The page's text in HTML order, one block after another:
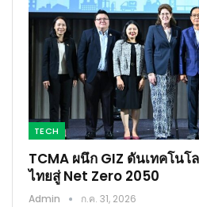
TECH
TCMA ผนึก GIZ ดันเทคโนโ
ไทยสู่ Net Zero 2050
Admin ก.ค. 31, 2026